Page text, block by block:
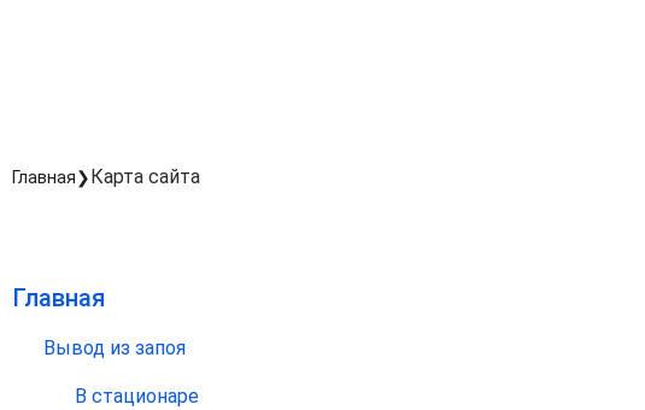
Главная Карта сайта
Главная
Вывод из запоя
В стационаре